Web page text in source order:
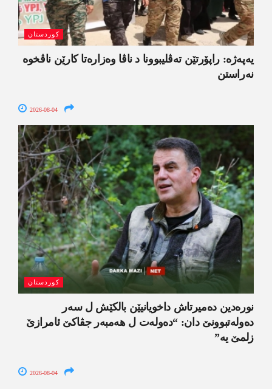
کوردستان
یەپەژە: راپۆرتێن تەڤلیبوونا د ناڤا وەزارەتا کارێن ناڤخوە
نەراستن
2026-08-04
کوردستان
نورەدین دەمیرتاش داخویانیێن بالکێش ل سەر
دەولەتبوونێ دان: “دەولەت ل ھەمبەر جڤاکێ ئامرازێ
زلمێ یە”
2026-08-04